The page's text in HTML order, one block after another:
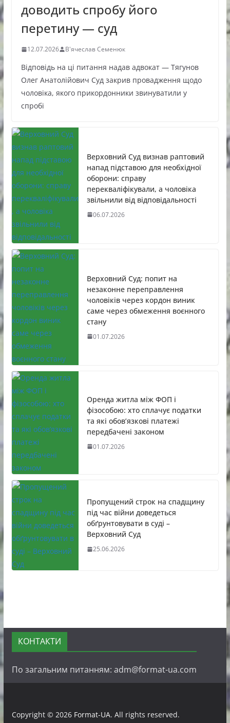
доводить спробу його
перетину — суд
12.07.2026 В'ячеслав Семенюк
Відповідь на ці питання надав адвокат — Тягунов
Олег Анатолійович Суд закрив провадження щодо
чоловіка, якого прикордонники звинуватили у
спробі
Верховний Суд визнав раптовий
напад підставою для необхідної
оборони: справу
перекваліфікували, а чоловіка
звільнили від відповідальності
06.07.2026
Верховний Суд: попит на
незаконне переправлення
чоловіків через кордон виник
саме через обмеження воєнного
стану
01.07.2026
Оренда житла між ФОП і
фізособою: хто сплачує податки
та які обов’язкові платежі
передбачені законом
01.07.2026
Пропущений строк на спадщину
під час війни доведеться
обґрунтовувати в суді –
Верховний Суд
25.06.2026
КОНТАКТИ
По загальним питанням: adm@format-ua.com
Copyright © 2026 Format-UA. All rights reserved.